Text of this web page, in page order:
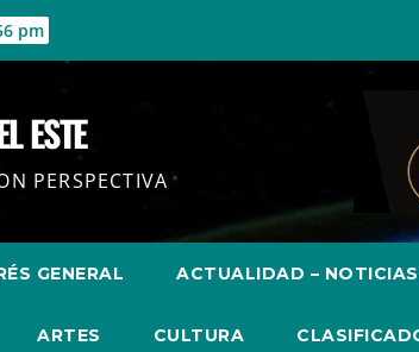
pm
ESTE
PERSPECTIVA
GENERAL ACTUALIDAD –
ARTES CULTURA